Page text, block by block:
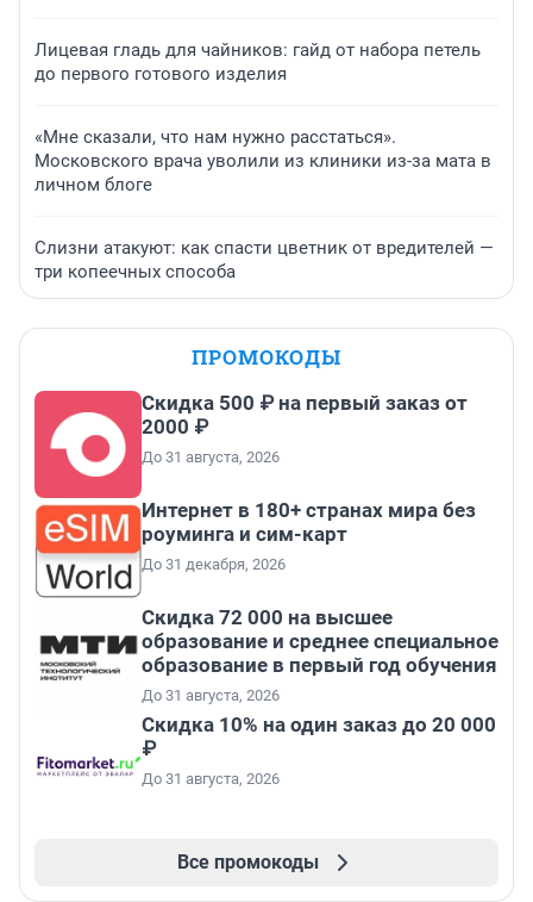
Лицевая гладь для чайников: гайд от набора петель
до первого готового изделия
«Мне сказали, что нам нужно расстаться».
Московского врача уволили из клиники из-за мата в
личном блоге
Слизни атакуют: как спасти цветник от вредителей —
три копеечных способа
ПРОМОКОДЫ
Скидка 500 ₽ на первый заказ от
2000 ₽
До 31 августа, 2026
Интернет в 180+ странах мира без
роуминга и сим-карт
До 31 декабря, 2026
Скидка 72 000 на высшее
образование и среднее специальное
образование в первый год обучения
До 31 августа, 2026
Скидка 10% на один заказ до 20 000
₽
До 31 августа, 2026
Все промокоды